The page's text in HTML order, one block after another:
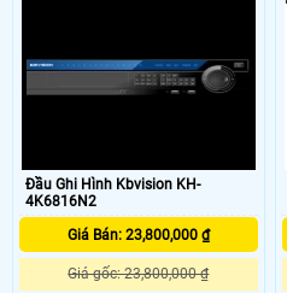
Đầu Ghi Hình Kbvision KH-
4K6816N2
Giá Bán: 23,800,000 ₫
Giá gốc: 23,800,000 ₫